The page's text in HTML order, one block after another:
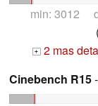
min: 3012
+ 2 mas
Cinebench R15